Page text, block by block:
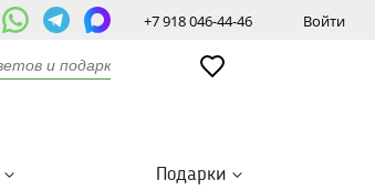
+7 918 046-44-46 Войти
Подарки